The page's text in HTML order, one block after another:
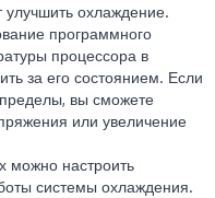
улучшить охлаждение.
программного
процессора в
за его состоянием. Если
вы сможете
или увеличение
можно настроить
системы охлаждения.